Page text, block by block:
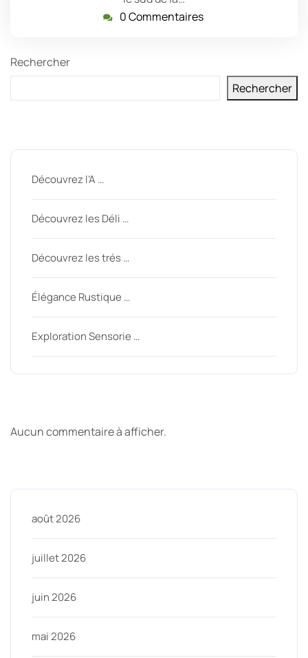
0 Commentaires
Rechercher
Rechercher
Découvrez l’A …
Découvrez les Déli …
Découvrez les trés …
Élégance Rustique …
Exploration Sensorie …
Aucun commentaire à afficher.
août 2026
juillet 2026
juin 2026
mai 2026